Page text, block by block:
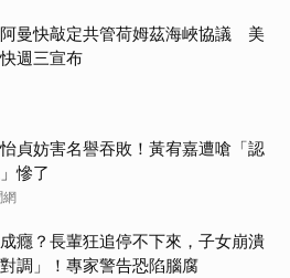
曼快敲定共管荷姆茲海峽協議 美
週三宣布
貞妨害名譽吞敗！黃宥嘉遭嗆「認
慘了
網
癮？長輩狂追停不下來，子女崩潰
對調」！專家警告恐陷腦腐